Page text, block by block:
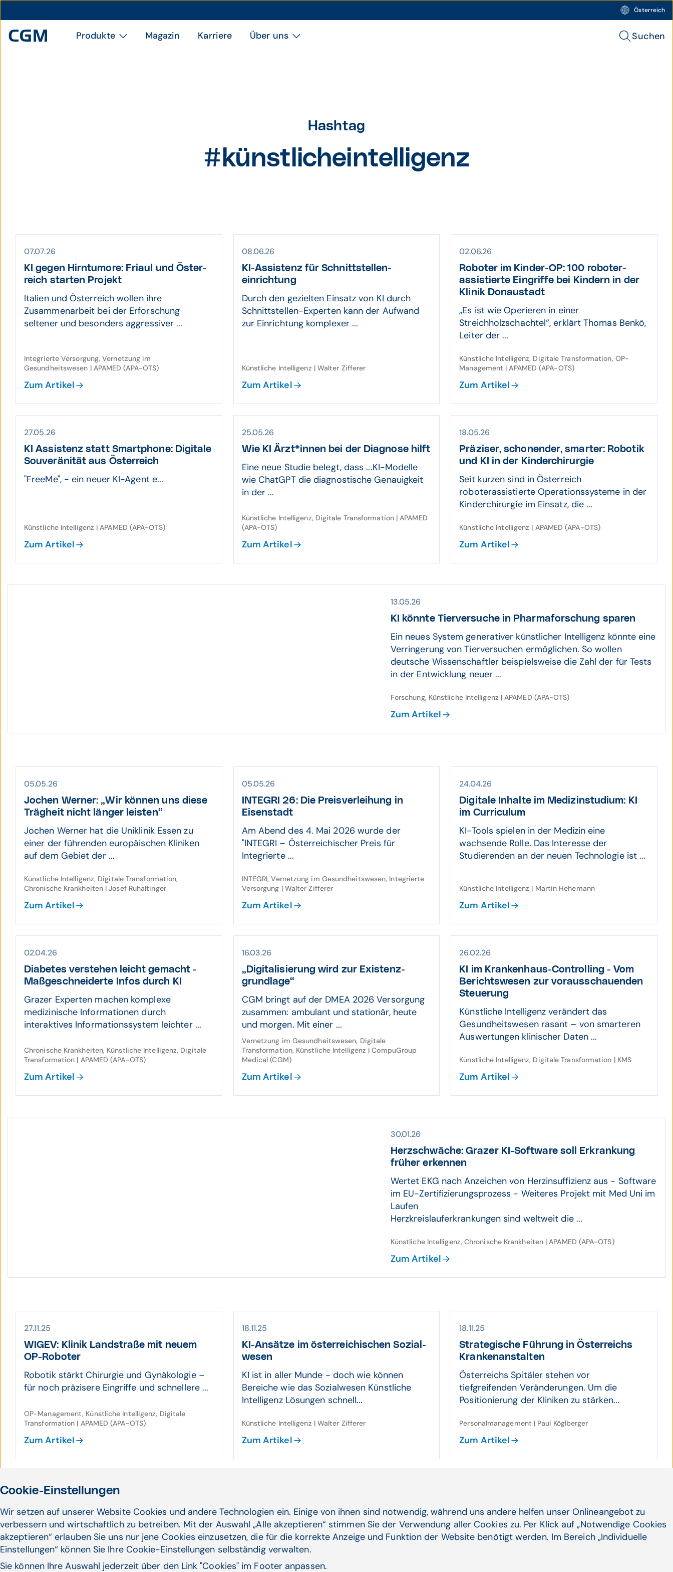
Österreich
Produkte Magazin Karriere Über uns Suchen
Hashtag
#künstlicheintelligenz
07.07.26
KI gegen Hirn­tumore: Friaul und Öster­
reich starten Projekt
Italien und Österreich wollen ihre
Zusammenarbeit bei der Erforschung
seltener und besonders aggressiver ...
Integrierte Versorgung, Vernetzung im
Gesundheitswesen | APAMED (APA-OTS)
Zum Artikel
08.06.26
KI-Assistenz für Schnitt­stellen­
einrichtung
Durch den gezielten Einsatz von KI durch
Schnittstellen-Experten kann der Aufwand
zur Einrichtung komplexer ...
Künstliche Intelligenz | Walter Zifferer
Zum Artikel
02.06.26
Roboter im Kinder-OP: 100 roboter­
assis­tierte Eingriffe bei Kindern in der
Klinik Donau­stadt
„Es ist wie Operieren in einer
Streichholzschachtel“, erklärt Thomas Benkö,
Leiter der ...
Künstliche Intelligenz, Digitale Transformation, OP-
Management | APAMED (APA-OTS)
Zum Artikel
27.05.26
KI Assistenz statt Smart­phone: Digitale
Souveränität aus Öster­reich
"FreeMe", - ein neuer KI-Agent e...
Künstliche Intelligenz | APAMED (APA-OTS)
Zum Artikel
25.05.26
Wie KI Ärzt*innen bei der Diagnose hilft
Eine neue Studie belegt, dass ...KI-Modelle
wie ChatGPT die diagnostische Genauigkeit
in der ...
Künstliche Intelligenz, Digitale Transformation | APAMED
(APA-OTS)
Zum Artikel
18.05.26
Präziser, schonender, smarter: Robotik
und KI in der Kinder­chirurgie
Seit kurzen sind in Österreich
roboterassistierte Operationssysteme in der
Kinderchirurgie im Einsatz, die ...
Künstliche Intelligenz | APAMED (APA-OTS)
Zum Artikel
13.05.26
KI könnte Tier­ver­suche in Pharma­forschung sparen
Ein neues System generativer künstlicher Intelligenz könnte eine
Verringerung von Tierversuchen ermöglichen. So wollen
deutsche Wissenschaftler beispielsweise die Zahl der für Tests
in der Entwicklung neuer ...
Forschung, Künstliche Intelligenz | APAMED (APA-OTS)
Zum Artikel
05.05.26
Jochen Werner: „Wir können uns diese
Träg­heit nicht länger leisten“
Jochen Werner hat die Uniklinik Essen zu
einer der führenden europäischen Kliniken
auf dem Gebiet der ...
Künstliche Intelligenz, Digitale Transformation,
Chronische Krankheiten | Josef Ruhaltinger
Zum Artikel
05.05.26
INTEGRI 26: Die Preis­ver­leihung in
Eisenstadt
Am Abend des 4. Mai 2026 wurde der
"INTEGRI – Österreichischer Preis für
Integrierte ...
INTEGRI, Vernetzung im Gesundheitswesen, Integrierte
Versorgung | Walter Zifferer
Zum Artikel
24.04.26
Digitale Inhalte im Medizin­studium: KI
im Curriculum
KI-Tools spielen in der Medizin eine
wachsende Rolle. Das Interesse der
Studierenden an der neuen Technologie ist ...
Künstliche Intelligenz | Martin Hehemann
Zum Artikel
02.04.26
Diabetes ver­stehen leicht gemacht -
Maß­ge­schneiderte Infos durch KI
Grazer Experten machen komplexe
medizinische Informationen durch
interaktives Informationssystem leichter ...
Chronische Krankheiten, Künstliche Intelligenz, Digitale
Transformation | APAMED (APA-OTS)
Zum Artikel
16.03.26
„Digitali­sierung wird zur Existenz­
grund­lage“
CGM bringt auf der DMEA 2026 Versorgung
zusammen: ambulant und stationär, heute
und morgen. Mit einer ...
Vernetzung im Gesundheitswesen, Digitale
Transformation, Künstliche Intelligenz | CompuGroup
Medical (CGM)
Zum Artikel
26.02.26
KI im Kranken­haus-Controlling - Vom
Berichts­wesen zur voraus­schauenden
Steuerung
Künstliche Intelligenz verändert das
Gesundheitswesen rasant – von smarteren
Auswertungen klinischer Daten ...
Künstliche Intelligenz, Digitale Transformation | KMS
Zum Artikel
30.01.26
Herz­schwäche: Grazer KI-Software soll Erkran­kung
früher erkennen
Wertet EKG nach Anzeichen von Herzinsuffizienz aus - Software
im EU-Zertifizierungsprozess - Weiteres Projekt mit Med Uni im
Laufen
Herzkreislauferkrankungen sind weltweit die ...
Künstliche Intelligenz, Chronische Krankheiten | APAMED (APA-OTS)
Zum Artikel
27.11.25
WIGEV: Klinik Land­straße mit neuem
OP-Roboter
Robotik stärkt Chirurgie und Gynäkologie –
für noch präzisere Eingriffe und schnellere ...
OP-Management, Künstliche Intelligenz, Digitale
Transformation | APAMED (APA-OTS)
Zum Artikel
18.11.25
KI-Ansätze im öster­reichi­schen Sozial­
wesen
KI ist in aller Munde - doch wie können
Bereiche wie das Sozialwesen Künstliche
Intelligenz Lösungen schnell...
Künstliche Intelligenz | Walter Zifferer
Zum Artikel
18.11.25
Strate­gische Führung in Öster­reichs
Kranken­an­stalten
Österreichs Spitäler stehen vor
tiefgreifenden Veränderungen. Um die
Positionierung der Kliniken zu stärken...
Personalmanagement | Paul Köglberger
Zum Artikel
16.11.25
Zukunftsperspektiven
Stellen wir uns ein Szenario vor, das bereits in
Pilotprojekten angelegt ist und in den
nächsten Jahren ...
Heraus­forde­rungen im öster­reichi­
schen Kontext
Wir stellen uns vor, ein großer
österreichischer Krankenhausverbund plant,
vation [#5]
Beschleuniger für das Gesundheitswesen
Cookie-Einstellungen
Wir setzen auf unserer Website Cookies und andere Technologien ein. Einige von ihnen sind notwendig, während uns andere helfen unser Onlineangebot zu
verbessern und wirtschaftlich zu betreiben. Mit der Auswahl „Alle akzeptieren“ stimmen Sie der Verwendung aller Cookies zu. Per Klick auf „Notwendige Cookies
akzeptieren“ erlauben Sie uns nur jene Cookies einzusetzen, die für die korrekte Anzeige und Funktion der Website benötigt werden. Im Bereich „Individuelle
Einstellungen“ können Sie Ihre Cookie-Einstellungen selbständig verwalten.
Sie können Ihre Auswahl jederzeit über den Link "Cookies" im Footer anpassen.